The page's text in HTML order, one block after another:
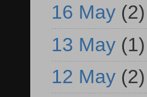
16 May (2)
13 May (1)
12 May (2)